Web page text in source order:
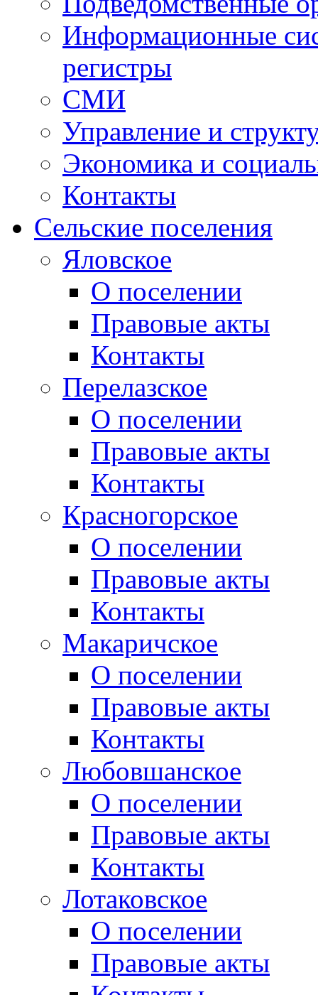
Информационные
регистры
СМИ
Управление и
Экономика и
Контакты
Сельские поселения
Яловское
О поселении
Правовые акты
Контакты
Перелазское
О поселении
Правовые акты
Контакты
Красногорское
О поселении
Правовые акты
Контакты
Макаричское
О поселении
Правовые акты
Контакты
Любовшанское
О поселении
Правовые акты
Контакты
Лотаковское
О поселении
Правовые акты